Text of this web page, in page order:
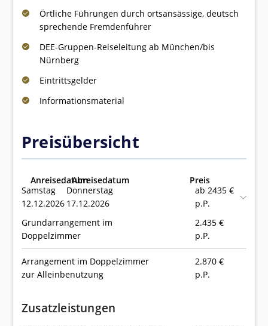
Örtliche Führungen durch ortsansässige, deutsch
sprechende Fremdenführer
DEE-Gruppen-Reiseleitung ab München/bis
Nürnberg
Eintrittsgelder
Informationsmaterial
Preisübersicht
AnreisedatumAbreisedatum
Preis
Samstag
12.12.2026
Donnerstag
17.12.2026
ab 2435 €
p.P.
Grundarrangement im
Doppelzimmer
2.435 €
p.P.
Arrangement im Doppelzimmer
zur Alleinbenutzung
2.870 €
p.P.
Zusatzleistungen